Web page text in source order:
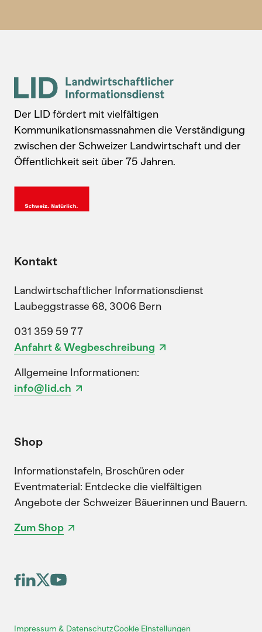
Der LID fördert mit vielfältigen
Kommunikationsmassnahmen die Verständigung
zwischen der Schweizer Landwirtschaft und der
Öffentlichkeit seit über 75 Jahren.
Kontakt
Landwirtschaftlicher Informationsdienst
Laubeggstrasse 68, 3006 Bern
031 359 59 77
Anfahrt & Wegbeschreibung
Allgemeine Informationen:
info@lid.ch
Shop
Informationstafeln, Broschüren oder
Eventmaterial: Entdecke die vielfältigen
Angebote der Schweizer Bäuerinnen und Bauern.
Zum Shop
Impressum & DatenschutzCookie Einstellungen